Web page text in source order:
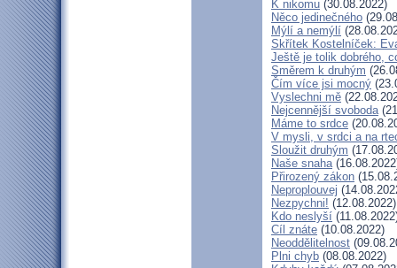
K nikomu (30.08.2022)
Něco jedinečného
Mýlí a nemýlí
Skřítek Kostelníček:
Ještě je tolik dobrého,
Směrem k druhým
Čím více jsi mocný
Vyslechni mě
Nejcennější svoboda
Máme to srdce
V mysli, v srdci a na
Sloužit druhým
Naše snaha
Přirozený zákon
Neproplouvej
Nezpychni! (12.08.2022)
Kdo neslyší
Cíl znáte (10.08.2022)
Neoddělitelnost
Plni chyb (08.08.2022)